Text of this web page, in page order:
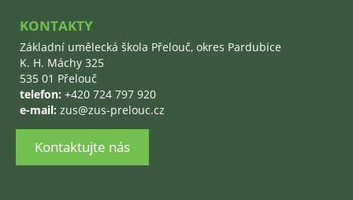
KONTAKTY
Základní umělecká škola Přelouč, okres Pardubice
K. H. Máchy 325
535 01 Přelouč
telefon: +420 724 797 920
e-mail: zus@zus-prelouc.cz
Kontaktujte nás